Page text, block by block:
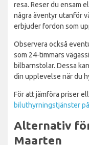
resa. Reser du ensam
några äventyr utanför
erbjuder fordon som
Observera också
som 24-timmars
bilbarnstolar. Dessa
din upplevelse när du
För att jämföra priser
biluthyrningstjänster
Alternativ
Maarten